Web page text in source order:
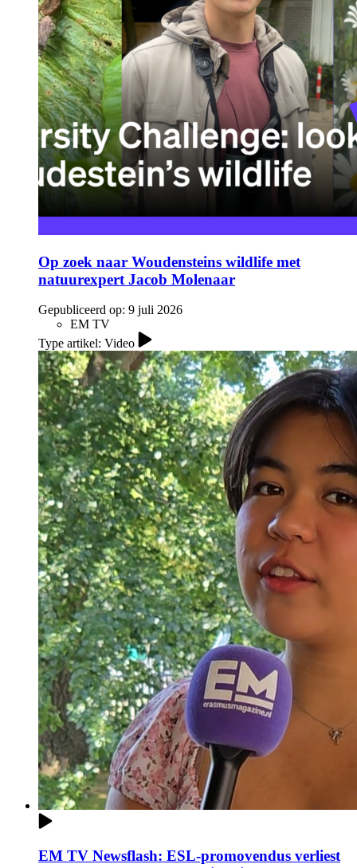
Op zoek naar Woudensteins wildlife met
natuurexpert Jacob Molenaar
Gepubliceerd op: 9 juli 2026
EM TV
Type artikel: Video
EM TV Newsflash: ESL-promovendus verliest